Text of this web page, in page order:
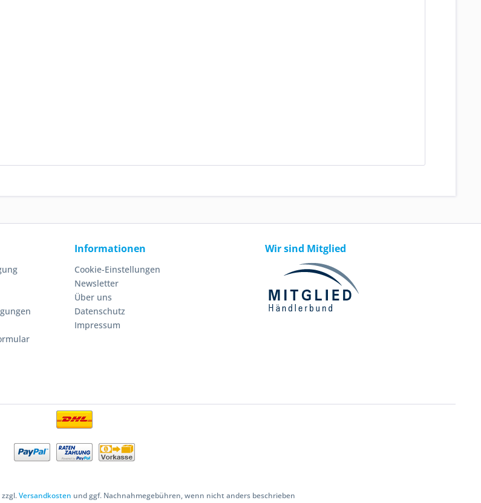
Informationen
Cookie-Einstellungen
Newsletter
Über uns
Datenschutz
Impressum
Wir sind Mitglied
Versandkosten und ggf. Nachnahmegebühren, wenn nicht anders beschrieben